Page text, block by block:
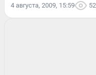
4 августа, 2009, 15:59